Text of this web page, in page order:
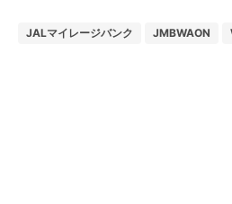
JALマイレージバンク JMBWAON